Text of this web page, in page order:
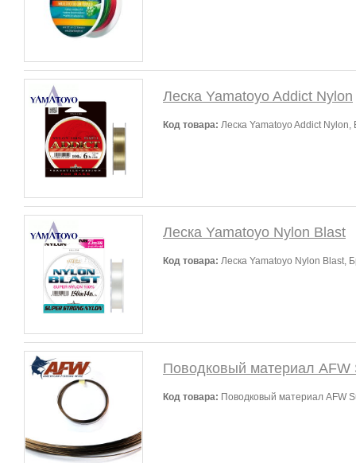
Леска Yamatoyo Addict Nylon
Код товара: Леска Yamatoyo Addict
Леска Yamatoyo Nylon Blast
Код товара: Леска Yamatoyo Nylon Blast,
Поводковый материал AFW
Код товара: Поводковый материал AFW